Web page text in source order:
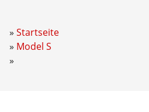
Startseite
Model S